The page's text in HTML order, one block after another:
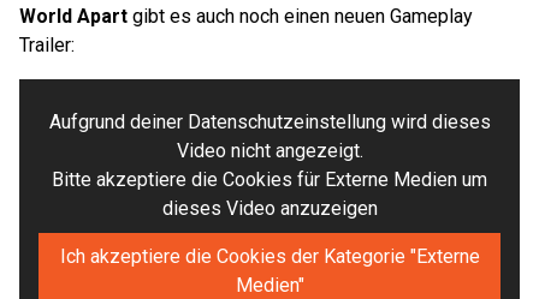
World Apart gibt es auch noch einen neuen Gameplay
Trailer:
Aufgrund deiner Datenschutzeinstellung wird dieses
Video nicht angezeigt.
Bitte akzeptiere die Cookies für Externe Medien um
dieses Video anzuzeigen
Ich akzeptiere die Cookies der Kategorie "Externe
Medien"